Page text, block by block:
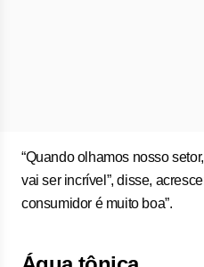
“Quando olhamos nosso
vai ser incrível”, disse,
consumidor é muito boa”.